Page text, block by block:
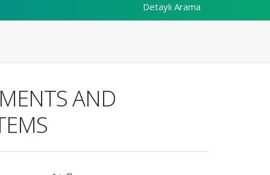
Detaylı Arama
AND